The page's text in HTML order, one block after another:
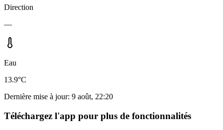
Direction
—
Eau
13.9°C
Dernière mise à jour: 9 août, 22:20
Téléchargez l'app pour plus de fonctionnalités